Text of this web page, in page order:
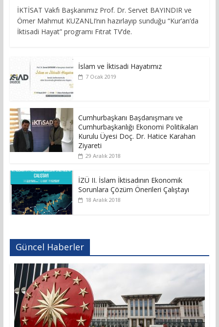
İKTİSAT Vakfı Başkanımız Prof. Dr. Servet BAYINDIR ve
Ömer Mahmut KUZANLI’nın hazırlayıp sunduğu “Kur’an’da
İktisadi Hayat” programı Fıtrat TV’de.
İslam ve İktisadi Hayatımız
7 Ocak 2019
Cumhurbaşkanı Başdanışmanı ve
Cumhurbaşkanlığı Ekonomi Politikaları
Kurulu Üyesi Doç. Dr. Hatice Karahan
Ziyareti
29 Aralık 2018
İZÜ II. İslam İktisadının Ekonomik
Sorunlara Çözüm Önerileri Çalıştayı
18 Aralık 2018
Güncel Haberler